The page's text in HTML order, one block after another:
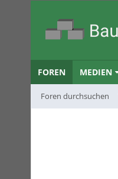
FOREN
Foren durchsuchen
MEDIEN